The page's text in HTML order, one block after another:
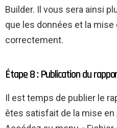
Builder. Il vous sera ainsi
que les données et la
correctement.
Étape 8 : Publication du
Il est temps de publier le
êtes satisfait de la mise en